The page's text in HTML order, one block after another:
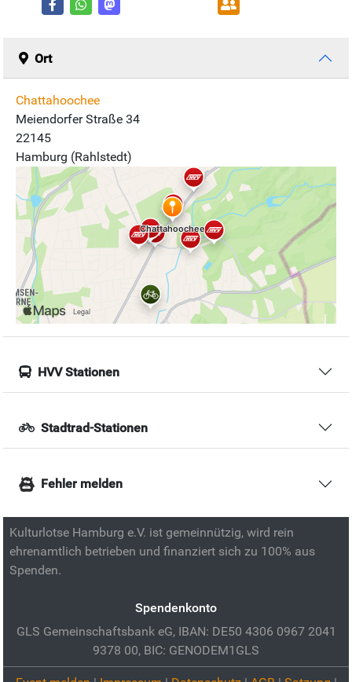
Ort
Chattahoochee
Meiendorfer Straße 34
22145
Hamburg (Rahlstedt)
HVV Stationen
Stadtrad-Stationen
Fehler melden
Kulturlotse Hamburg e.V. ist gemeinnützig, wird rein
ehrenamtlich betrieben und finanziert sich zu 100% aus
Spenden.
Spendenkonto
GLS Gemeinschaftsbank eG, IBAN: DE50 4306 0967 2041
9378 00, BIC: GENODEM1GLS